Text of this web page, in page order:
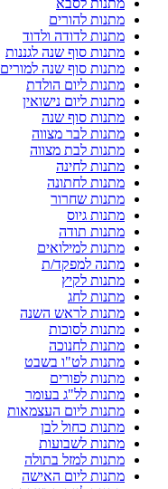
מתנות לסבא
מתנות להורים
מתנות לדודה ולדוד
מתנות סוף שנה לגננות
מתנות סוף שנה למורים
מתנות ליום הולדת
מתנות ליום נישואין
מתנות סוף שנה
מתנות לבר מצווה
מתנות לבת מצווה
מתנות לחינה
מתנות לחתונה
מתנות שחרור
מתנות גיוס
מתנות תודה
מתנות למילואים
מתנה למפקד/ת
מתנות לקיץ
מתנות לחג
מתנות לראש השנה
מתנות לסוכות
מתנות לחנוכה
מתנות לט"ו בשבט
מתנות לפורים
מתנות לל"ג בעומר
מתנות ליום העצמאות
מתנות כחול לבן
מתנות לשבועות
מתנות למזל בתולה
מתנות ליום האישה